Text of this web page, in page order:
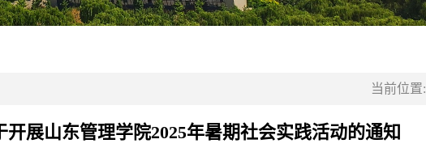
当前位置:
开展山东管理学院2025年暑期社会实践活动的通知